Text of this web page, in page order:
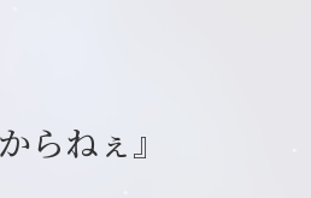
らねぇ』